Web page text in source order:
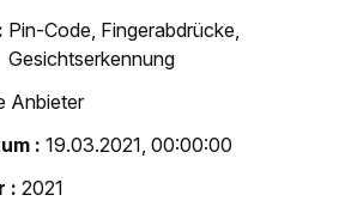
Pin-Code, Fingerabdrücke,
Gesichtserkennung
Anbieter
19.03.2021, 00:00:00
2021